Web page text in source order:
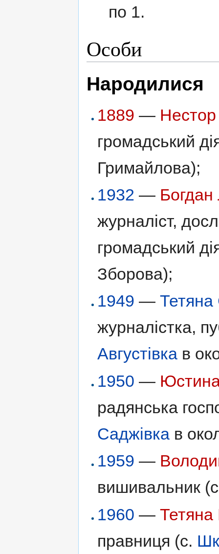
по 1.
Особи
Народилися
1889 —
громадський
Гримайлова);
1932 — Богдан
журналіст,
громадський
Зборова);
1949 —Тетяна
журналістка,
Августівка в
1950 —
радянська
Саджівка в
1959 —
вишивальник
1960 —
правниця (с.